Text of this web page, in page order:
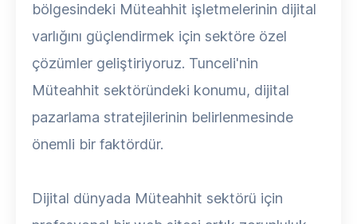
bölgesindeki Müteahhit işletmelerinin dijital
varlığını güçlendirmek için sektöre özel
çözümler geliştiriyoruz. Tunceli'nin
Müteahhit sektöründeki konumu, dijital
pazarlama stratejilerinin belirlenmesinde
önemli bir faktördür.
Dijital dünyada Müteahhit sektörü için